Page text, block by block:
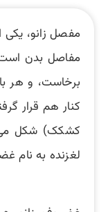
مفصل زانو، یکی
مفاصل بدن
برخاست، و هر
کنار هم قرار
کشکک) شکل
لغزنده به